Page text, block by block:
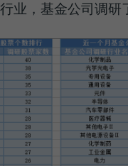
行业，基金公司调研